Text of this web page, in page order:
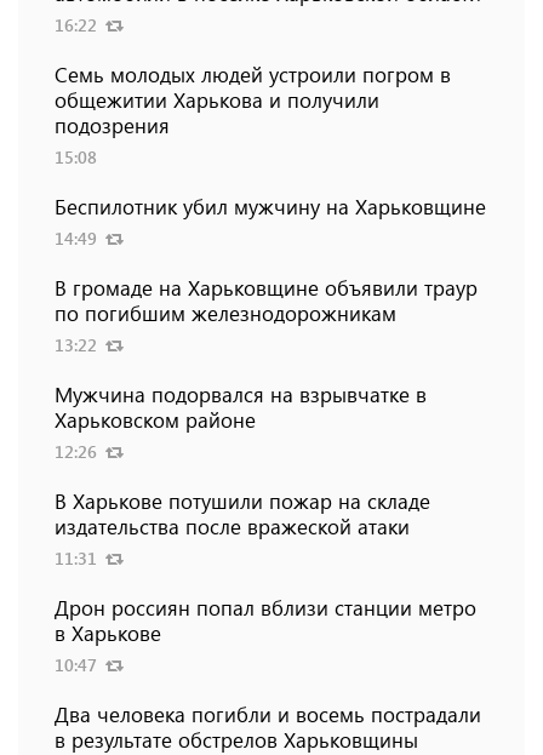
16:22
Семь молодых людей устроили погром в
общежитии Харькова и получили
подозрения
15:08
Беспилотник убил мужчину на Харьковщине
14:49
В громаде на Харьковщине объявили траур
по погибшим железнодорожникам
13:22
Мужчина подорвался на взрывчатке в
Харьковском районе
12:26
В Харькове потушили пожар на складе
издательства после вражеской атаки
11:31
Дрон россиян попал вблизи станции метро
в Харькове
10:47
Два человека погибли и восемь пострадали
в результате обстрелов Харьковщины